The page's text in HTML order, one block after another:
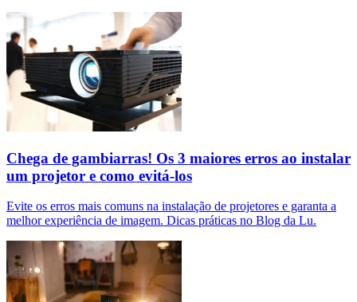
Chega de gambiarras! Os 3 maiores erros ao instalar
um projetor e como evitá-los
Evite os erros mais comuns na instalação de projetores e garanta a
melhor experiência de imagem. Dicas práticas no Blog da Lu.